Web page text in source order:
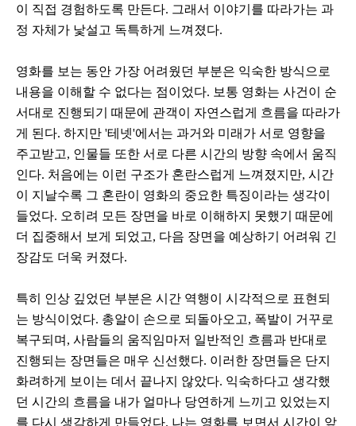
이 직접 경험하도록 만든다. 그래서 이야기를 따라가는 과
정 자체가 낯설고 독특하게 느껴졌다.
영화를 보는 동안 가장 어려웠던 부분은 익숙한 방식으로
내용을 이해할 수 없다는 점이었다. 보통 영화는 사건이 순
서대로 진행되기 때문에 관객이 자연스럽게 흐름을 따라가
게 된다. 하지만 '테넷'에서는 과거와 미래가 서로 영향을
주고받고, 인물들 또한 서로 다른 시간의 방향 속에서 움직
인다. 처음에는 이런 구조가 혼란스럽게 느껴졌지만, 시간
이 지날수록 그 혼란이 영화의 중요한 특징이라는 생각이
들었다. 오히려 모든 장면을 바로 이해하지 못했기 때문에
더 집중해서 보게 되었고, 다음 장면을 예상하기 어려워 긴
장감도 더욱 커졌다.
특히 인상 깊었던 부분은 시간 역행이 시각적으로 표현되
는 방식이었다. 총알이 손으로 되돌아오고, 폭발이 거꾸로
복구되며, 사람들의 움직임마저 일반적인 흐름과 반대로
진행되는 장면들은 매우 신선했다. 이러한 장면들은 단지
화려하게 보이는 데서 끝나지 않았다. 익숙하다고 생각했
던 시간의 흐름을 내가 얼마나 당연하게 느끼고 있었는지
를 다시 생각하게 만들었다. 나는 영화를 보면서 시간이 앞